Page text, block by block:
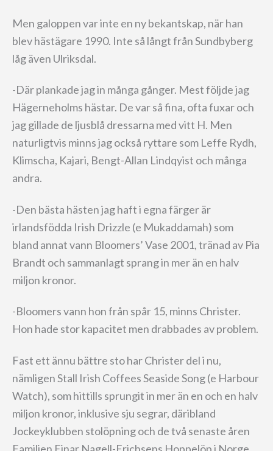
Men galoppen var inte en ny bekantskap, när han
blev hästägare 1990. Inte så långt från Sundbyberg
låg även Ulriksdal.
-Där plankade jag in många gånger. Mest följde jag
Hägerneholms hästar. De var så fina, ofta fuxar och
jag gillade de ljusblå dressarna med vitt H. Men
naturligtvis minns jag också ryttare som Leffe Rydh,
Klimscha, Kajari, Bengt-Allan Lindqyist och många
andra.
-Den bästa hästen jag haft i egna färger är
irlandsfödda Irish Drizzle (e Mukaddamah) som
bland annat vann Bloomers’ Vase 2001, tränad av Pia
Brandt och sammanlagt sprang in mer än en halv
miljon kronor.
-Bloomers vann hon från spår 15, minns Christer.
Hon hade stor kapacitet men drabbades av problem.
Fast ett ännu bättre sto har Christer del i nu,
nämligen Stall Irish Coffees Seaside Song (e Harbour
Watch), som hittills sprungit in mer än en och en halv
miljon kronor, inklusive sju segrar, däribland
Jockeyklubben stolöpning och de två senaste åren